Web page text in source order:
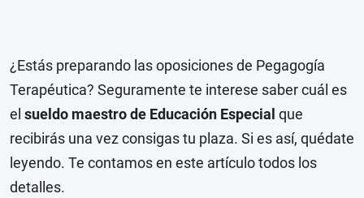
¿Estás preparando las oposiciones de Pegagogía
Terapéutica? Seguramente te interese saber cuál es
el sueldo maestro de Educación Especial que
recibirás una vez consigas tu plaza. Si es así, quédate
leyendo. Te contamos en este artículo todos los
detalles.